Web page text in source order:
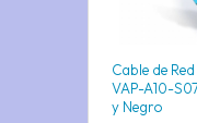
Cable de
VAP-A10-
y Negro